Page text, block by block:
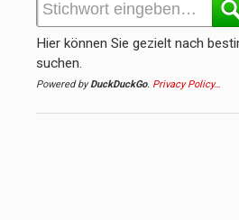
Hier können Sie gezielt nach
suchen.
Powered byDuckDuckGo. Privacy Policy…